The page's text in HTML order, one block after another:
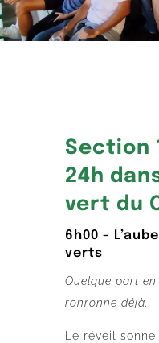
Section
24h
vert du
6h00 –
verts
Quelque part
ronronne déjà.
Le réveil